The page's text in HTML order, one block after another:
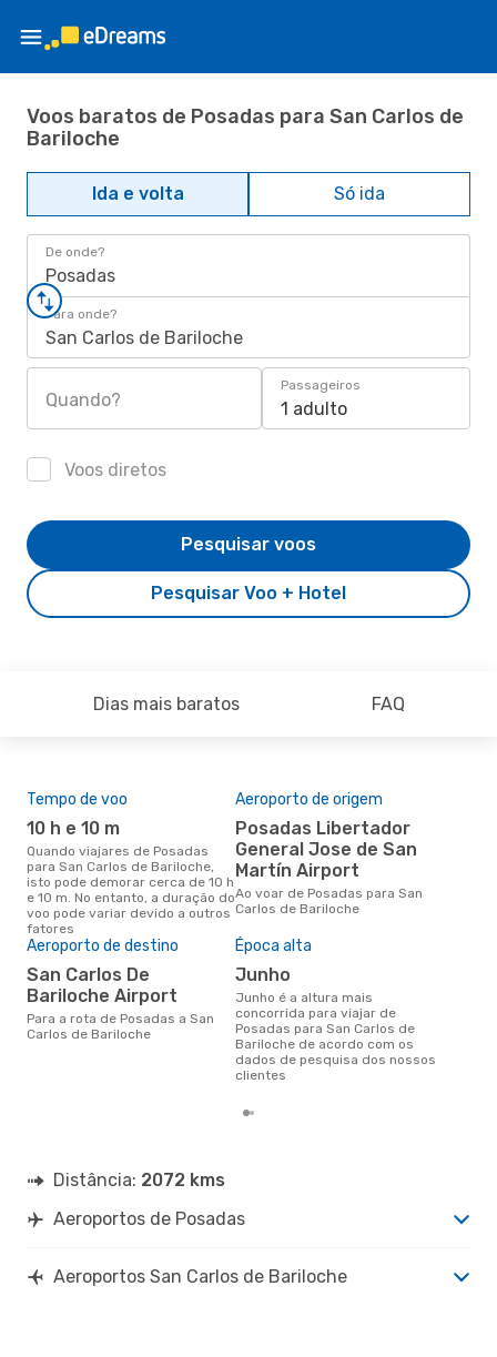
Voos baratos de Posadas para San Carlos de
Bariloche
Ida e volta Só ida
De onde?
Posadas
Para onde?
San Carlos de Bariloche
Quando?
Passageiros
1 adulto
Voos diretos
Pesquisar Voo + Hotel
Pesquisar voos
Dias mais baratos FAQ
Tempo de voo
10 h e 10 m
Quando viajares de Posadas
para San Carlos de Bariloche,
isto pode demorar cerca de 10 h
e 10 m. No entanto, a duração do
voo pode variar devido a outros
fatores
Aeroporto de origem
Posadas Libertador
General Jose de San
Martín Airport
Ao voar de Posadas para San
Carlos de Bariloche
Aeroporto de destino
San Carlos De
Bariloche Airport
Para a rota de Posadas a San
Carlos de Bariloche
Época alta
junho
junho é a altura mais
concorrida para viajar de
Posadas para San Carlos de
Bariloche de acordo com os
dados de pesquisa dos nossos
clientes
Distância: 2072 kms
Aeroportos de Posadas
Aeroportos San Carlos de Bariloche